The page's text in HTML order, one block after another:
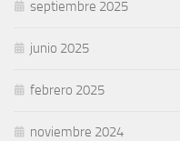
septiembre 2025
junio 2025
febrero 2025
noviembre 2024